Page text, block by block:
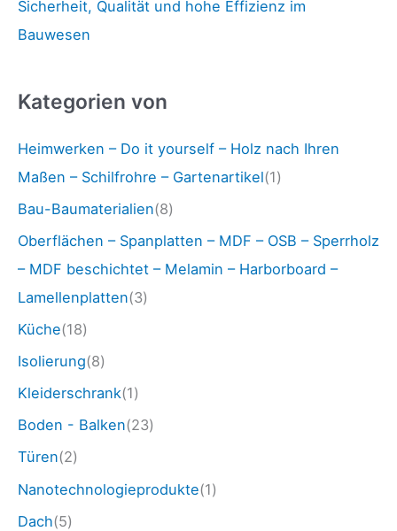
Sicherheit, Qualität und hohe Effizienz im
Bauwesen
Kategorien von
Heimwerken – Do it yourself – Holz nach Ihren
Maßen – Schilfrohre – Gartenartikel(1)
Bau-Baumaterialien(8)
Oberflächen – Spanplatten – MDF – OSB – Sperrholz
– MDF beschichtet – Melamin – Harborboard –
Lamellenplatten(3)
Küche(18)
Isolierung(8)
Kleiderschrank(1)
Boden - Balken(23)
Türen(2)
Nanotechnologieprodukte(1)
Dach(5)